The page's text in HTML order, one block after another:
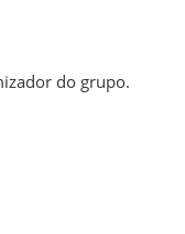
do grupo.